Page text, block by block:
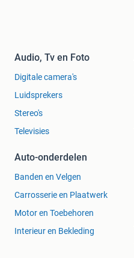
Audio, Tv en Foto
Digitale camera's
Luidsprekers
Stereo's
Televisies
Auto-onderdelen
Banden en Velgen
Carrosserie en Plaatwerk
Motor en Toebehoren
Interieur en Bekleding